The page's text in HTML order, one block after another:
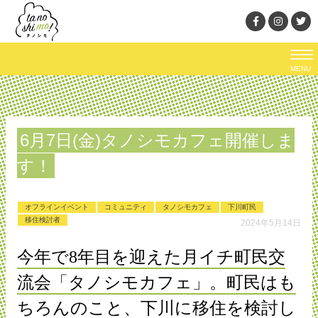
MENU
6月7日(金)タノシモカフェ開催しま
す！
2024年5月14日
オフラインイベント コミュニティ タノシモカフェ
下川町民
移住検討者
今年で8年目を迎えた月イチ町民交
流会「タノシモカフェ」。町民はも
ちろんのこと、下川に移住を検討し